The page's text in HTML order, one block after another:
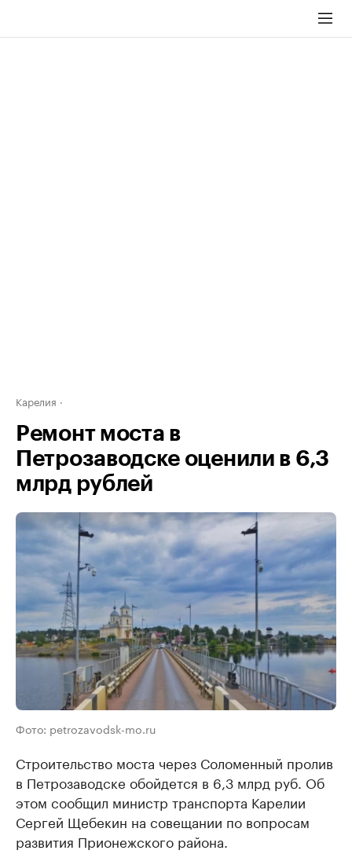
Карелия
Ремонт моста в
Петрозаводске оценили в 6,3
млрд рублей
Фото: petrozavodsk-mo.ru
Строительство моста через Соломенный пролив
в Петрозаводске обойдется в 6,3 млрд руб. Об
этом сообщил министр транспорта Карелии
Сергей Щебекин на совещании по вопросам
развития Прионежского района.